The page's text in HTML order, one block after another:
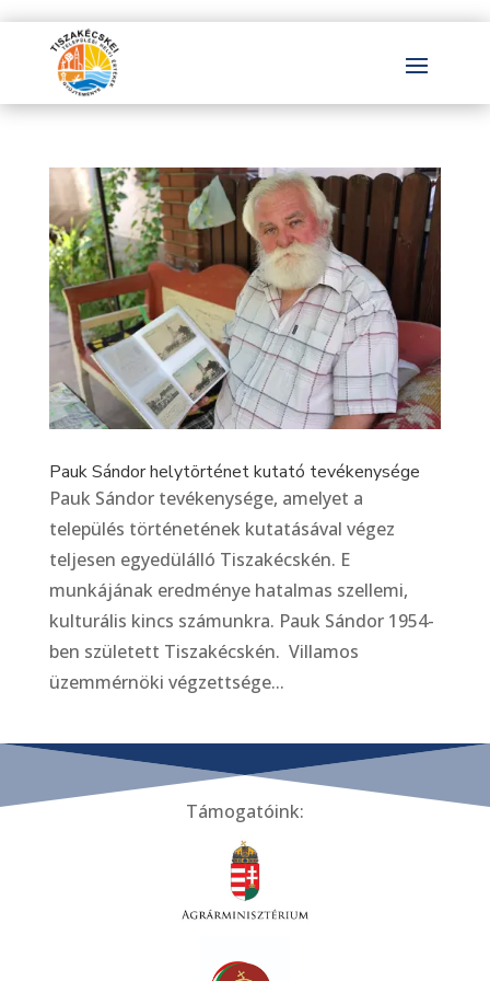
Pauk Sándor helytörténet kutató tevékenysége
Pauk Sándor tevékenysége, amelyet a
település történetének kutatásával végez
teljesen egyedülálló Tiszakécskén. E
munkájának eredménye hatalmas szellemi,
kulturális kincs számunkra. Pauk Sándor 1954-
ben született Tiszakécskén. Villamos
üzemmérnöki végzettsége...
Támogatóink: